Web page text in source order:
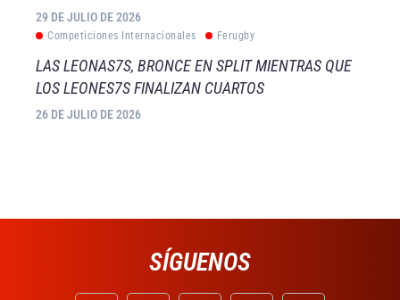
29 DE JULIO DE 2026
Competiciones Internacionales Ferugby
LAS LEONAS7S, BRONCE EN SPLIT MIENTRAS QUE
LOS LEONES7S FINALIZAN CUARTOS
26 DE JULIO DE 2026
SÍGUENOS